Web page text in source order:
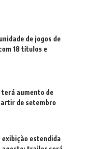
de jogos de
18 títulos e
aumento de
de setembro
estendida